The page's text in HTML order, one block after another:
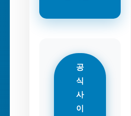
공
식
사
이